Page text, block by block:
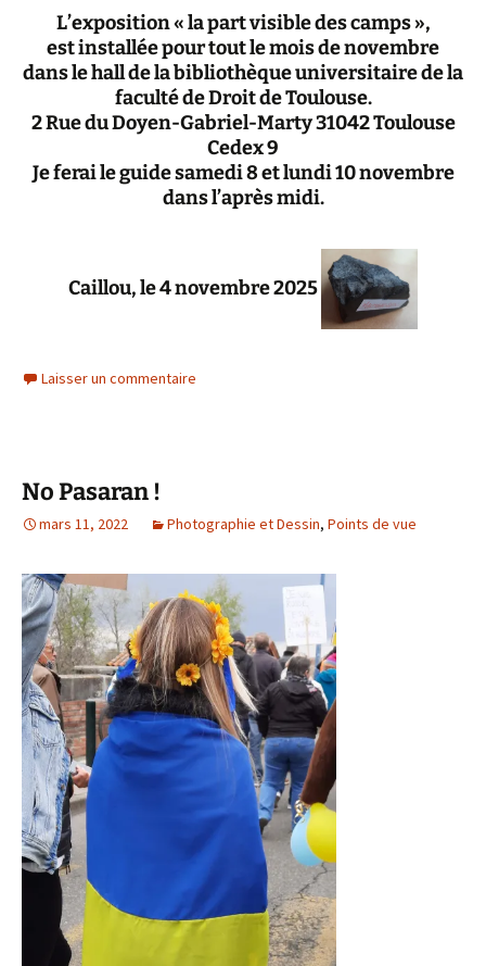
L’exposition « la part visible des camps »,
est installée pour tout le mois de novembre
dans le hall de la bibliothèque universitaire de la
faculté de Droit de Toulouse.
2 Rue du Doyen-Gabriel-Marty 31042 Toulouse
Cedex 9
Je ferai le guide samedi 8 et lundi 10 novembre
dans l’après midi.
Caillou, le 4 novembre 2025
Laisser un commentaire
No Pasaran !
mars 11, 2022 Photographie et Dessin, Points de vue